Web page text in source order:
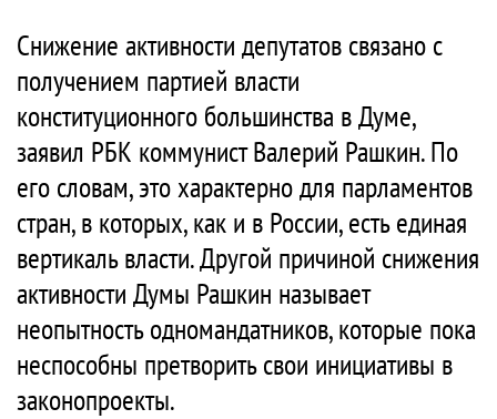
Снижение активности депутатов связано с
получением партией власти
конституционного большинства в Думе,
заявил РБК коммунист Валерий Рашкин. По
его словам, это характерно для парламентов
стран, в которых, как и в России, есть единая
вертикаль власти. Другой причиной снижения
активности Думы Рашкин называет
неопытность одномандатников, которые пока
неспособны претворить свои инициативы в
законопроекты.